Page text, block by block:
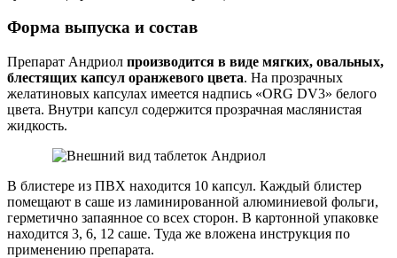
Форма выпуска и состав
Препарат Андриол производится в виде мягких, овальных,
блестящих капсул оранжевого цвета. На прозрачных
желатиновых капсулах имеется надпись «ORG DV3» белого
цвета. Внутри капсул содержится прозрачная маслянистая
жидкость.
В блистере из ПВХ находится 10 капсул. Каждый блистер
помещают в саше из ламинированной алюминиевой фольги,
герметично запаянное со всех сторон. В картонной упаковке
находится 3, 6, 12 саше. Туда же вложена инструкция по
применению препарата.